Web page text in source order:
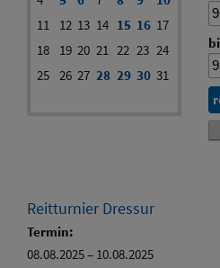
11
12 13 14 15 16 17
18
19 20 21 22 23 24
25 26 27 28 29 30 31
Reitturnier Dressur
Termin:
08.08.2025– 10.08.2025